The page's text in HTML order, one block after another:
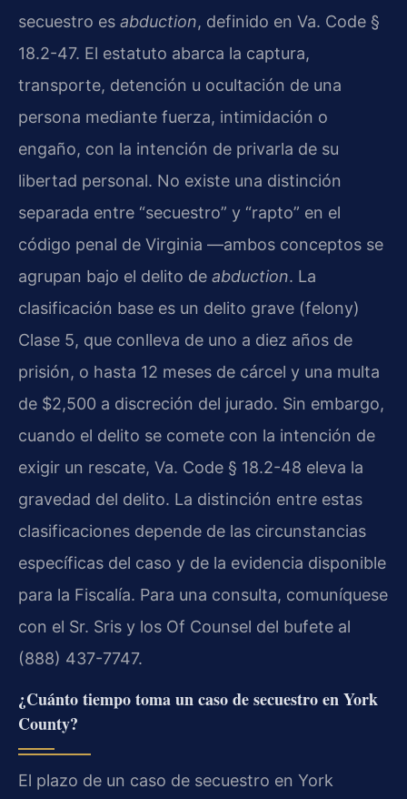
secuestro es abduction, definido en Va. Code §
18.2-47. El estatuto abarca la captura,
transporte, detención u ocultación de una
persona mediante fuerza, intimidación o
engaño, con la intención de privarla de su
libertad personal. No existe una distinción
separada entre “secuestro” y “rapto” en el
código penal de Virginia —ambos conceptos se
agrupan bajo el delito de abduction. La
clasificación base es un delito grave (felony)
Clase 5, que conlleva de uno a diez años de
prisión, o hasta 12 meses de cárcel y una multa
de $2,500 a discreción del jurado. Sin embargo,
cuando el delito se comete con la intención de
exigir un rescate, Va. Code § 18.2-48 eleva la
gravedad del delito. La distinción entre estas
clasificaciones depende de las circunstancias
específicas del caso y de la evidencia disponible
para la Fiscalía. Para una consulta, comuníquese
con el Sr. Sris y los Of Counsel del bufete al
(888) 437-7747.
¿Cuánto tiempo toma un caso de secuestro en York
County?
El plazo de un caso de secuestro en York